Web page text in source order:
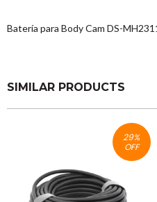
Batería para Body Cam DS-
SIMILAR PRODUCTS
29%
OFF